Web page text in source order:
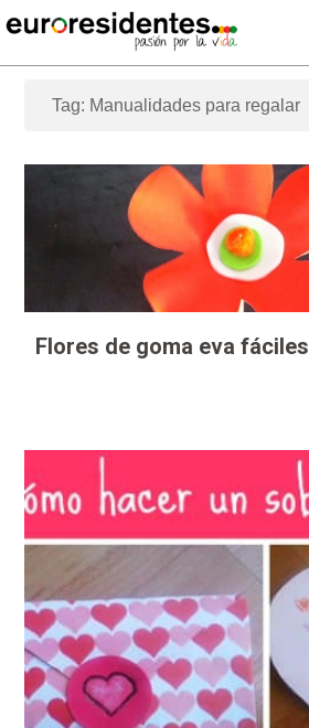
Tag: Manualidades para regalar
Flores de goma eva fáciles